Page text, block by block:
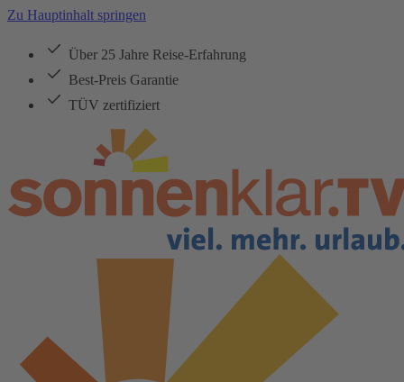
Zu Hauptinhalt springen
Über 25 Jahre Reise-Erfahrung
Best-Preis Garantie
TÜV zertifiziert